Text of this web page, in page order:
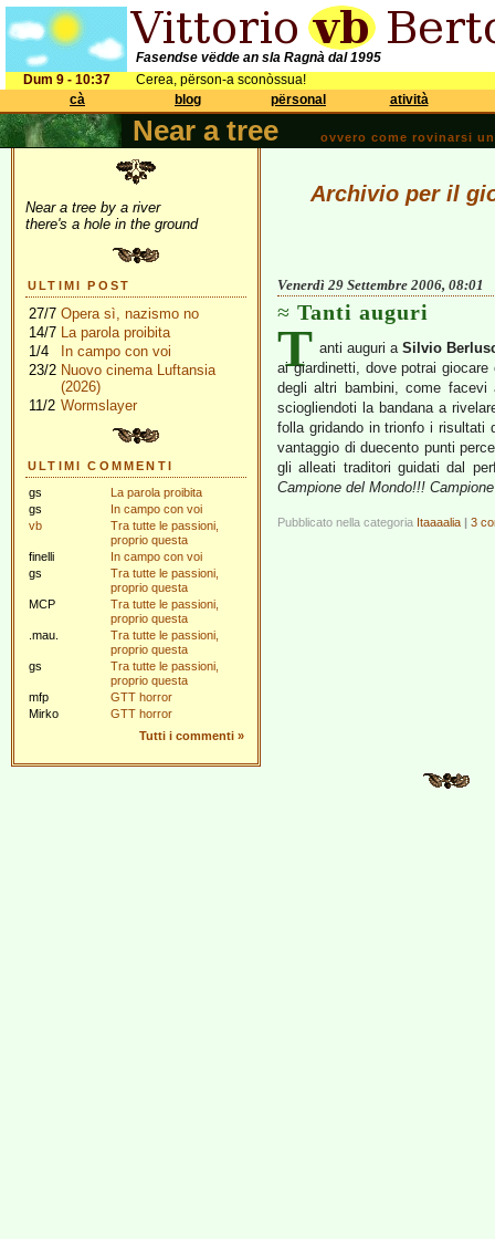
Fasendse vëdde an sla Ragnà dal 1995
Dum 9 - 10:37
Cerea, përson-a sconòssua!
cà
blog përsonal atività
Near a tree ovvero come rovinarsi
Near a tree by a river
there's a hole in the ground
ULTIMI POST
27/7 Opera sì, nazismo no
14/7 La parola proibita
1/4
In campo con voi
23/2 Nuovo cinema Luftansia
(2026)
11/2 Wormslayer
ULTIMI COMMENTI
gs
La parola proibita
gs
In campo con voi
vb
Tra tutte le passioni,
proprio questa
finelli
In campo con voi
gs
Tra tutte le passioni,
proprio questa
MCP
Tra tutte le passioni,
proprio questa
.mau.
Tra tutte le passioni,
proprio questa
gs
Tra tutte le passioni,
proprio questa
mfp
GTT horror
Mirko
GTT horror
Tutti i commenti »
Archivio per il
Venerdì 29 Settembre 2006, 08:01
Tanti auguri
T anti auguri aSilvio
ai giardinetti, dove potrai
degli altri bambini, come
sciogliendoti la bandana a
folla gridando in trionfo i
vantaggio di duecento punti
gli alleati traditori guidati dal
Campione del Mondo!!!
Pubblicato nella categoria Itaaaalia | 3